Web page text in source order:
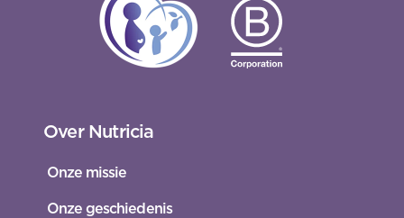
Over Nutricia
Onze missie
Onze geschiedenis